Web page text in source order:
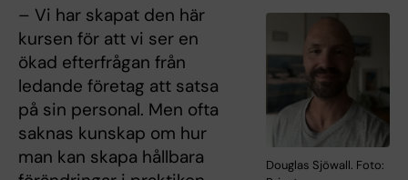
Douglas Sjöwall. Foto:
– Vi har skapat den här
kursen för att vi ser en
ökad efterfrågan från
ledande företag att satsa
på sin personal. Men ofta
saknas kunskap om hur
man kan skapa hållbara